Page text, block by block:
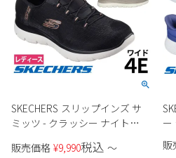
SKECHERS スリップインズ サ
ミッツ - クラッシー ナイト
販売価格 ¥9,990税込 〜
ー
販